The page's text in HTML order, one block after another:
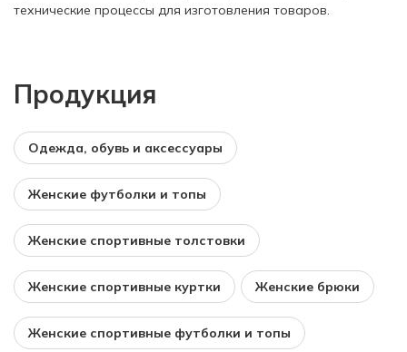
технические процессы для изготовления товаров.
Продукция
Одежда, обувь и аксессуары
Женские футболки и топы
Женские спортивные толстовки
Женские спортивные куртки Женские брюки
Женские спортивные футболки и топы